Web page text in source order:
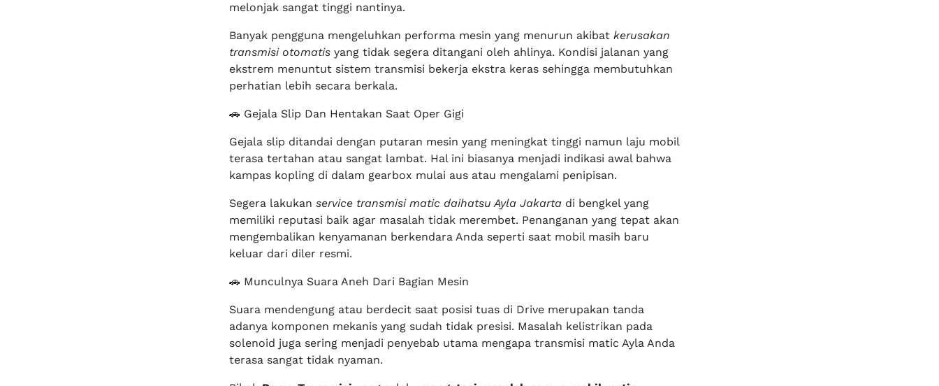
melonjak sangat tinggi nantinya.
Banyak pengguna mengeluhkan performa mesin yang menurun akibat kerusakan
transmisi otomatisyang tidak segera ditangani oleh ahlinya. Kondisi jalanan yang
ekstrem menuntut sistem transmisi bekerja ekstra keras sehingga membutuhkan
perhatian lebih secara berkala.
🚗 Gejala Slip Dan Hentakan Saat Oper Gigi
Gejala slip ditandai dengan putaran mesin yang meningkat tinggi namun laju mobil
terasa tertahan atau sangat lambat. Hal ini biasanya menjadi indikasi awal bahwa
kampas kopling di dalam gearbox mulai aus atau mengalami penipisan.
Segera lakukan service transmisi matic daihatsu Ayla Jakartadi bengkel yang
memiliki reputasi baik agar masalah tidak merembet. Penanganan yang tepat akan
mengembalikan kenyamanan berkendara Anda seperti saat mobil masih baru
keluar dari diler resmi.
🚗 Munculnya Suara Aneh Dari Bagian Mesin
Suara mendengung atau berdecit saat posisi tuas di Drive merupakan tanda
adanya komponen mekanis yang sudah tidak presisi. Masalah kelistrikan pada
solenoid juga sering menjadi penyebab utama mengapa transmisi matic Ayla Anda
terasa sangat tidak nyaman.